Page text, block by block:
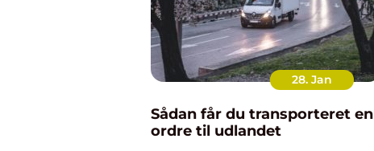
28. Jan
Sådan får du transporteret en
ordre til udlandet